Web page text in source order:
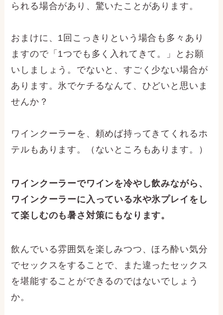
られる場合があり、驚いたことがあります。
おまけに、1回こっきりという場合も多々あり
ますので「1つでも多く入れてきて。」とお願
いしましょう。でないと、すごく少ない場合が
あります。氷でケチるなんて、ひどいと思いま
せんか？
ワインクーラーを、頼めば持ってきてくれるホ
テルもあります。（ないところもあります。）
ワインクーラーでワインを冷やし飲みながら、
ワインクーラーに入っている水や氷プレイをし
て楽しむのも暑さ対策にもなります。
飲んでいる雰囲気を楽しみつつ、ほろ酔い気分
でセックスをすることで、また違ったセックス
を堪能することができるのではないでしょう
か。